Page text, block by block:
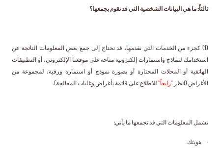
ثالثاً: ما هي البيانات الشخصية التي قد نقوم بجمعها؟
(1) كجزء من الخدمات التي نقدمها، قد نحتاج إلى جمع بعض المعلومات الناتجة عن
استخدامك لنماذج واستمارات إلكترونية متاحة على موقعنا الإلكتروني، أو التطبيقات
الهاتفية أو المحلات المختارة أو بصورة نموذج أو استمارة ورقية، لمجموعة من
الأغراض (انظر "رابعاً" للاطلاع على قائمة بأغراض وغايات المعالجة).
تشمل المعلومات التي قد نجمعها ما يأتي:
· هويتك